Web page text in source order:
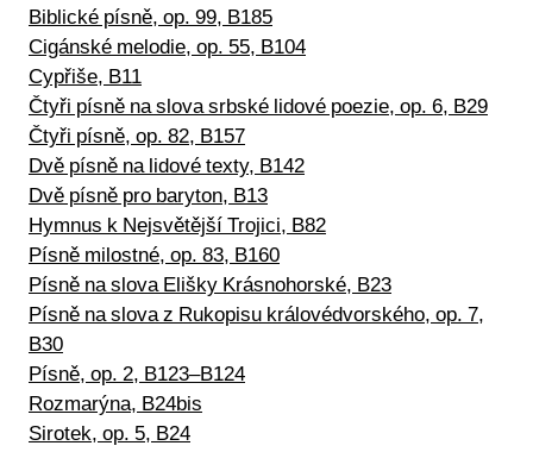
Biblické písně, op. 99, B185
Cigánské melodie, op. 55, B104
Cypřiše, B11
Čtyři písně na slova srbské lidové poezie, op. 6, B29
Čtyři písně, op. 82, B157
Dvě písně na lidové texty, B142
Dvě písně pro baryton, B13
Hymnus k Nejsvětější Trojici, B82
Písně milostné, op. 83, B160
Písně na slova Elišky Krásnohorské, B23
Písně na slova z Rukopisu královédvorského, op. 7,
B30
Písně, op. 2, B123–B124
Rozmarýna, B24bis
Sirotek, op. 5, B24